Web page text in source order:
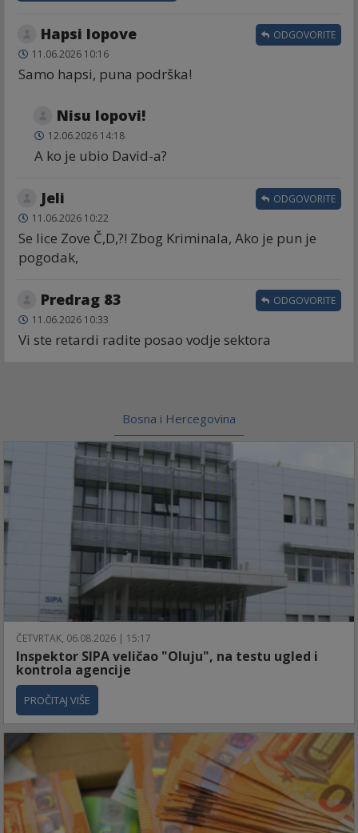
Hapsi lopove
11.06.2026 10:16
Samo hapsi, puna podrška!
ODGOVORITE
Nisu lopovi!
12.06.2026 14:18
A ko je ubio David-a?
Jeli
11.06.2026 10:22
Se lice Zove Č,D,?! Zbog Kriminala, Ako je pun je
pogodak,
ODGOVORITE
Predrag 83
11.06.2026 10:33
Vi ste retardi radite posao vodje sektora
ODGOVORITE
Bosna i Hercegovina
ČETVRTAK, 06.08.2026 | 15:17
Inspektor SIPA veličao "Oluju", na testu ugled i
kontrola agencije
PROČITAJ VIŠE